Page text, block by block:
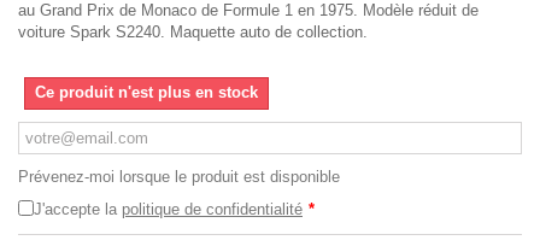
au Grand Prix de Monaco de Formule 1 en 1975. Modèle réduit de
voiture Spark S2240. Maquette auto de collection.
Ce produit n'est plus en stock
Prévenez-moi lorsque le produit est disponible
J'accepte la politique de confidentialité *